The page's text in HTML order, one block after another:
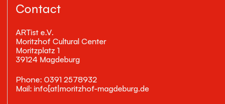
Contact
ARTist e.V.
Moritzhof Cultural Center
Moritzplatz 1
39124 Magdeburg
Phone: 0391 2578932
Mail: info[at|moritzhof-magdeburg.de